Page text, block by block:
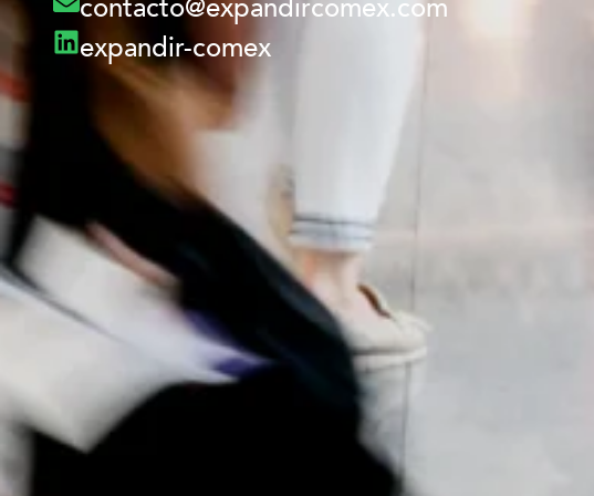
contacto@expandircomex.com
expandir-comex